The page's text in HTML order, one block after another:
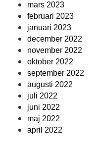
mars 2023
februari 2023
januari 2023
december 2022
november 2022
oktober 2022
september 2022
augusti 2022
juli 2022
juni 2022
maj 2022
april 2022